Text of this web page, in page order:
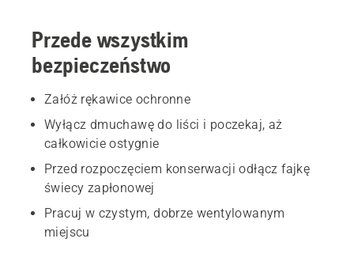
Przede wszystkim
bezpieczeństwo
Załóż rękawice ochronne
Wyłącz dmuchawę do liści i poczekaj, aż
całkowicie ostygnie
Przed rozpoczęciem konserwacji odłącz fajkę
świecy zapłonowej
Pracuj w czystym, dobrze wentylowanym
miejscu